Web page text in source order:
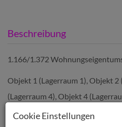
Beschreibung
1.166/1.372
Objekt 1 (Lagerraum 1), Objekt 2
(Lagerraum 4), Objekt 4
(Garderobe/Herren), Objekt 6
Cookie Einstellungen